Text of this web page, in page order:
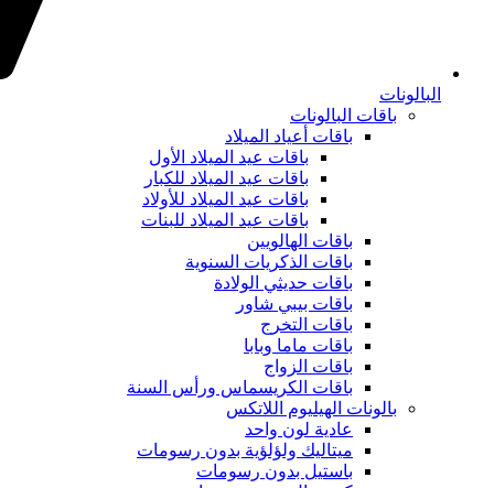
البالونات
باقات البالونات
باقات أعياد الميلاد
باقات عيد الميلاد الأول
باقات عيد الميلاد للكبار
باقات عيد الميلاد للأولاد
باقات عيد الميلاد للبنات
باقات الهالويين
باقات الذكريات السنوية
باقات حديثي الولادة
باقات بيبي شاور
باقات التخرج
باقات ماما وبابا
باقات الزواج
باقات الكريسماس ورأس السنة
بالونات الهيليوم اللاتكس
عادية لون واحد
ميتاليك ولؤلؤية بدون رسومات
باستيل بدون رسومات